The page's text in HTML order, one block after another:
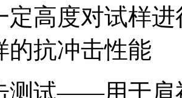
定高度对试样
的抗冲击性能
测试——用于肩